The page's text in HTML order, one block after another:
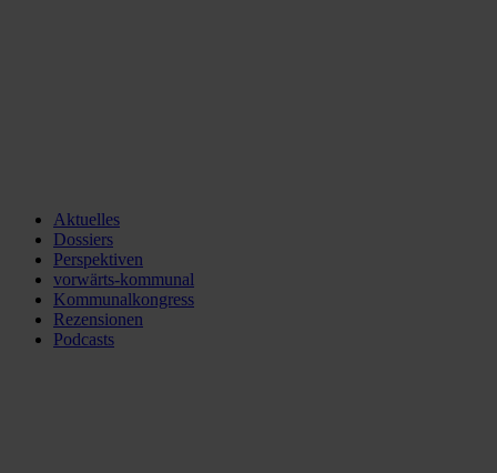
Aktuelles
Dossiers
Perspektiven
vorwärts-kommunal
Kommunalkongress
Rezensionen
Podcasts